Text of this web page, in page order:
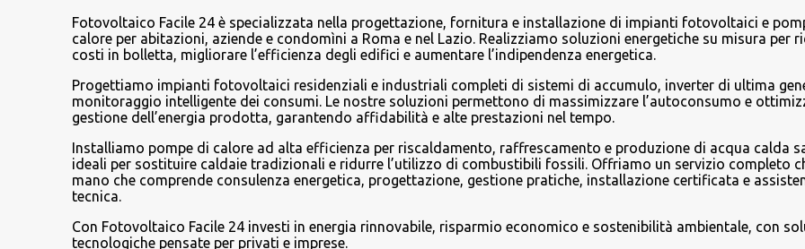
t
i
Fotovoltaico Facile 24 è specializzata nella progettazione, fornitura e installazione di impianti fotovoltaici e
calore per abitazioni, aziende e condomìni a Roma e nel Lazio. Realizziamo soluzioni energetiche su misura per
costi in bolletta, migliorare l’efficienza degli edifici e aumentare l’indipendenza energetica.
Progettiamo impianti fotovoltaici residenziali e industriali completi di sistemi di accumulo, inverter di ultima
monitoraggio intelligente dei consumi. Le nostre soluzioni permettono di massimizzare l’autoconsumo e
gestione dell’energia prodotta, garantendo affidabilità e alte prestazioni nel tempo.
Installiamo pompe di calore ad alta efficienza per riscaldamento, raffrescamento e produzione di acqua calda
ideali per sostituire caldaie tradizionali e ridurre l’utilizzo di combustibili fossili. Offriamo un servizio completo
mano che comprende consulenza energetica, progettazione, gestione pratiche, installazione certificata e
tecnica.
Con Fotovoltaico Facile 24 investi in energia rinnovabile, risparmio economico e sostenibilità ambientale, con
tecnologiche pensate per privati e imprese.